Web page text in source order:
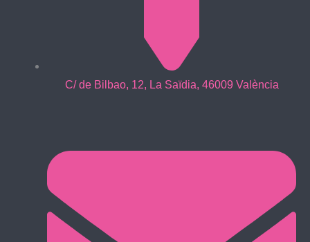
C/ de Bilbao, 12, La Saïdia, 46009 València